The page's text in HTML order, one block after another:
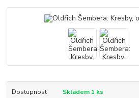
Dostupnost Skladem 1 ks